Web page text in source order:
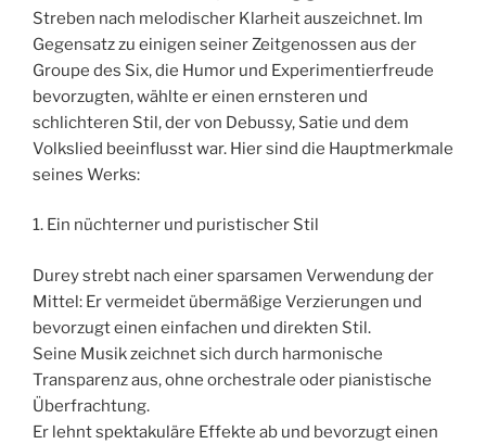
Streben nach melodischer Klarheit auszeichnet. Im
Gegensatz zu einigen seiner Zeitgenossen aus der
Groupe des Six, die Humor und Experimentierfreude
bevorzugten, wählte er einen ernsteren und
schlichteren Stil, der von Debussy, Satie und dem
Volkslied beeinflusst war. Hier sind die Hauptmerkmale
seines Werks:
1. Ein nüchterner und puristischer Stil
Durey strebt nach einer sparsamen Verwendung der
Mittel: Er vermeidet übermäßige Verzierungen und
bevorzugt einen einfachen und direkten Stil.
Seine Musik zeichnet sich durch harmonische
Transparenz aus, ohne orchestrale oder pianistische
Überfrachtung.
Er lehnt spektakuläre Effekte ab und bevorzugt einen